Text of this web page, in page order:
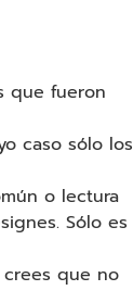
que fueron
caso sólo los
o lectura
Sólo es
que no